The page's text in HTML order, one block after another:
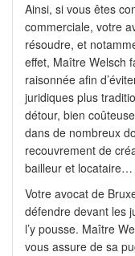
Ainsi, si vous êtes
commerciale, votre
résoudre, et
effet, Maître Welsch
raisonnée afin
juridiques plus
détour, bien
dans de nombreux
recouvrement de
bailleur et locataire…
Votre avocat de
défendre devant les
l’y pousse. Maître
vous assure de sa